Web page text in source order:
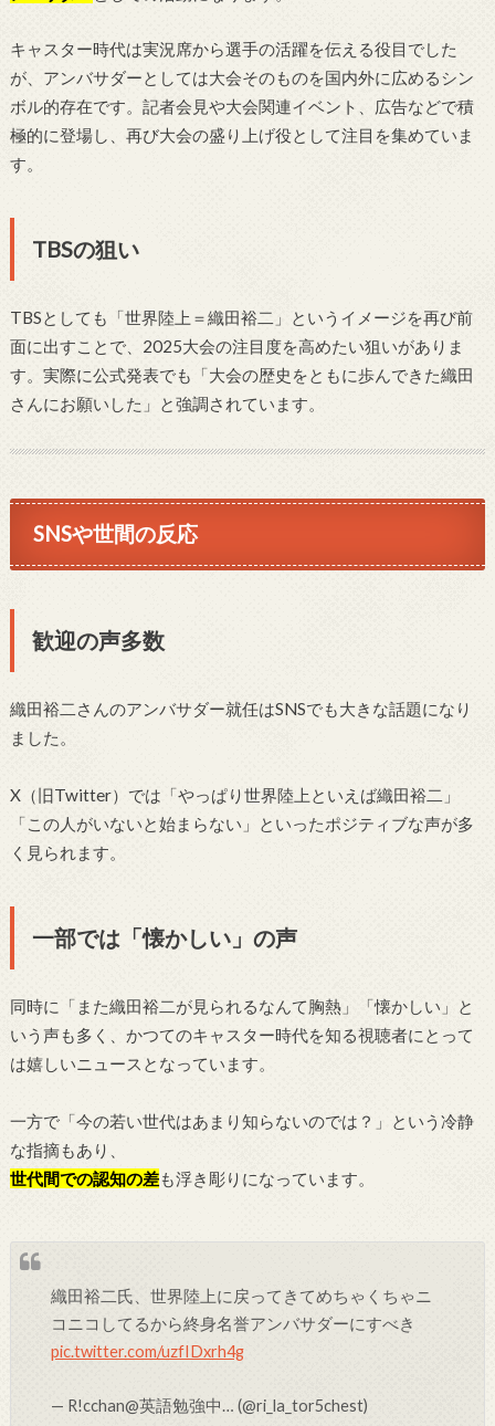
キャスター時代は実況席から選手の活躍を伝える役目でした
が、アンバサダーとしては大会そのものを国内外に広めるシン
ボル的存在です。記者会見や大会関連イベント、広告などで積
極的に登場し、再び大会の盛り上げ役として注目を集めていま
す。
TBSの狙い
TBSとしても「世界陸上＝織田裕二」というイメージを再び前
面に出すことで、2025大会の注目度を高めたい狙いがありま
す。実際に公式発表でも「大会の歴史をともに歩んできた織田
さんにお願いした」と強調されています。
SNSや世間の反応
歓迎の声多数
織田裕二さんのアンバサダー就任はSNSでも大きな話題になり
ました。
X（旧Twitter）では「やっぱり世界陸上といえば織田裕二」
「この人がいないと始まらない」といったポジティブな声が多
く見られます。
一部では「懐かしい」の声
同時に「また織田裕二が見られるなんて胸熱」「懐かしい」と
いう声も多く、かつてのキャスター時代を知る視聴者にとって
は嬉しいニュースとなっています。
一方で「今の若い世代はあまり知らないのでは？」という冷静
な指摘もあり、
世代間での認知の差も浮き彫りになっています。
織田裕二氏、世界陸上に戻ってきてめちゃくちゃニ
コニコしてるから終身名誉アンバサダーにすべき
pic.twitter.com/uzfIDxrh4g
— R!cchan@英語勉強中… (@ri_la_tor5chest)